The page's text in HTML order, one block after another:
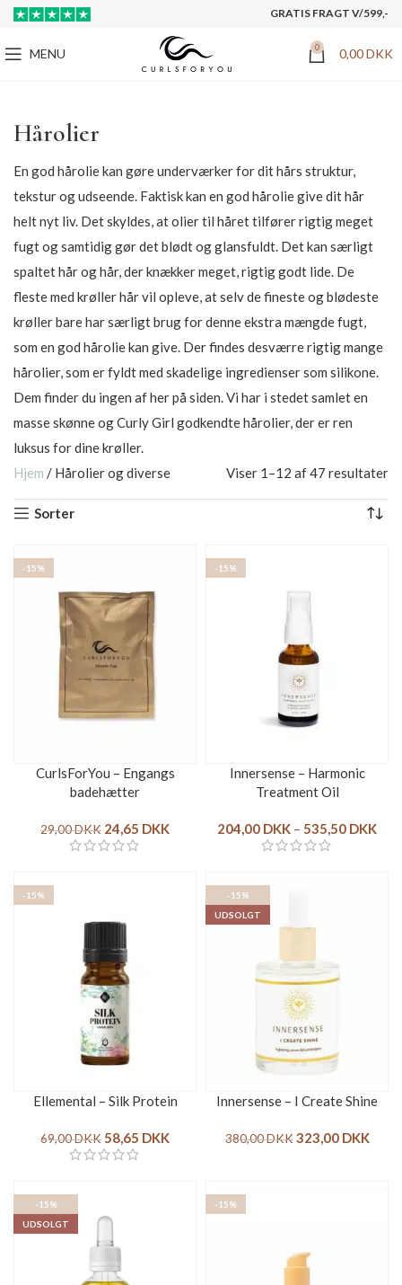
GRATIS FRAGT V/599,-
MENU 0 0,00DKK
Hårolier
En god hårolie kan gøre underværker for dit hårs struktur,
tekstur og udseende. Faktisk kan en god hårolie give dit hår
helt nyt liv. Det skyldes, at olier til håret tilfører rigtig meget
fugt og samtidig gør det blødt og glansfuldt. Det kan særligt
spaltet hår og hår, der knækker meget, rigtig godt lide. De
fleste med krøller hår vil opleve, at selv de fineste og blødeste
krøller bare har særligt brug for denne ekstra mængde fugt,
som en god hårolie kan give. Der findes desværre rigtig mange
hårolier, som er fyldt med skadelige ingredienser som silikone.
Dem finder du ingen af her på siden. Vi har i stedet samlet en
masse skønne og Curly Girl godkendte hårolier, der er ren
luksus for dine krøller.
Hjem / Hårolier og diverse Viser 1–12 af 47 resultater
Sorter
-15%
CurlsForYou – Engangs
badehætter
29,00DKK 24,65 DKK
-15%
Innersense – Harmonic
Treatment Oil
204,00 DKK – 535,50 DKK
-15%
Ellemental – Silk Protein
69,00DKK58,65 DKK
-15%
UDSOLGT
Innersense – I Create Shine
380,00DKK 323,00 DKK
-15%
UDSOLGT
-15%